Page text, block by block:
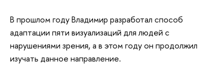
В прошлом году Владимир разработал способ
адаптации пяти визуализаций для людей с
нарушениями зрения, а в этом году он продолжил
изучать данное направление.